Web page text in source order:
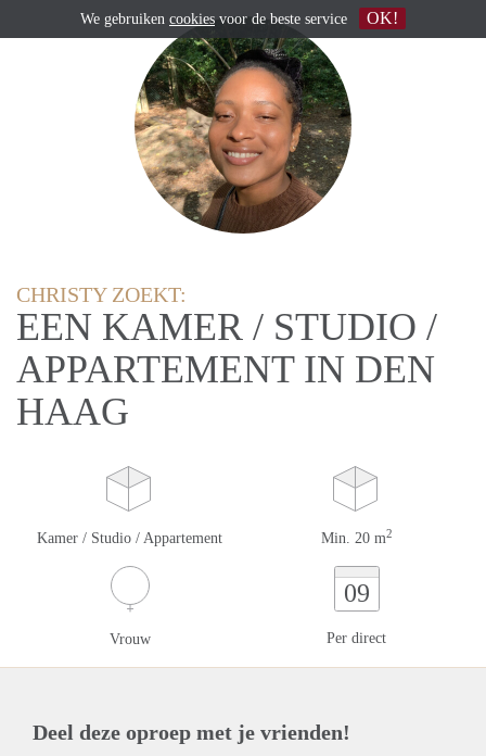
CHRISTY ZOEKT:
EEN KAMER / STUDIO /
APPARTEMENT IN DEN
HAAG
Kamer / Studio / Appartement Min. 20 m2
Vrouw
09
Per direct
Deel deze oproep met je vrienden!
We gebruiken cookiesvoor de beste service OK!